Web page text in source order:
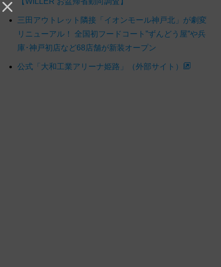
三田アウトレット隣接「イオンモール神戸北」が劇変
リニューアル！ 全国初フードコート”ずんどう屋”や兵
庫･神戸初店など68店舗が新装オープン
公式「大和工業アリーナ姫路」（外部サイト）